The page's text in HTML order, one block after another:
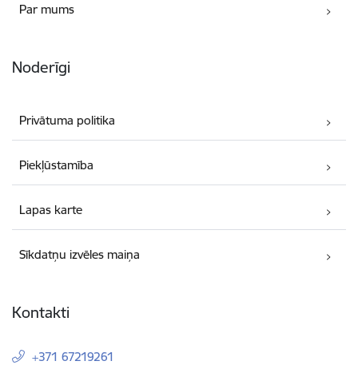
Par mums
Noderīgi
Privātuma politika
Piekļūstamība
Lapas karte
Sīkdatņu izvēles maiņa
Kontakti
+371 67219261